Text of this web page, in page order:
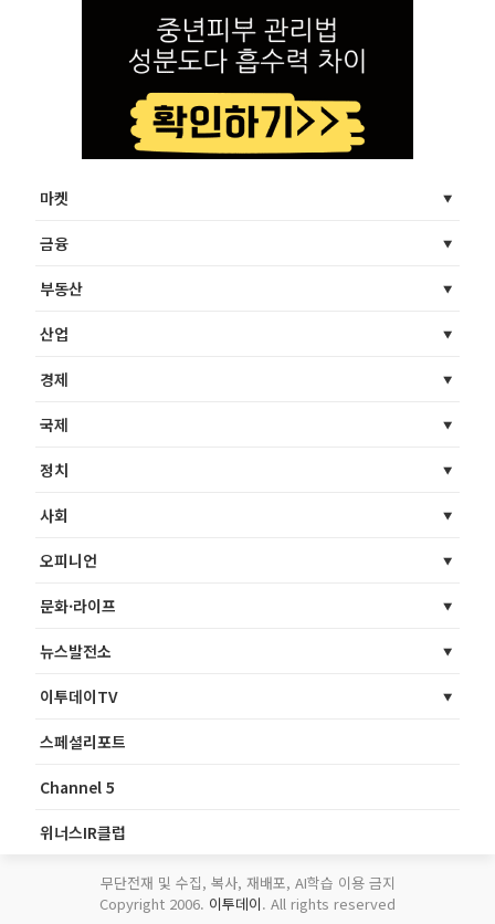
마켓
금융
부동산
산업
경제
국제
정치
사회
오피니언
문화·라이프
뉴스발전소
이투데이TV
스페셜리포트
Channel 5
위너스IR클럽
무단전재 및 수집, 복사, 재배포, AI학습 이용 금지
Copyright 2006. 이투데이. All rights reserved